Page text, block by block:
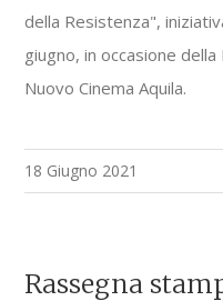
della Resistenza",
giugno, in occasione
Nuovo Cinema Aquila.
18 Giugno 2021
Rassegna